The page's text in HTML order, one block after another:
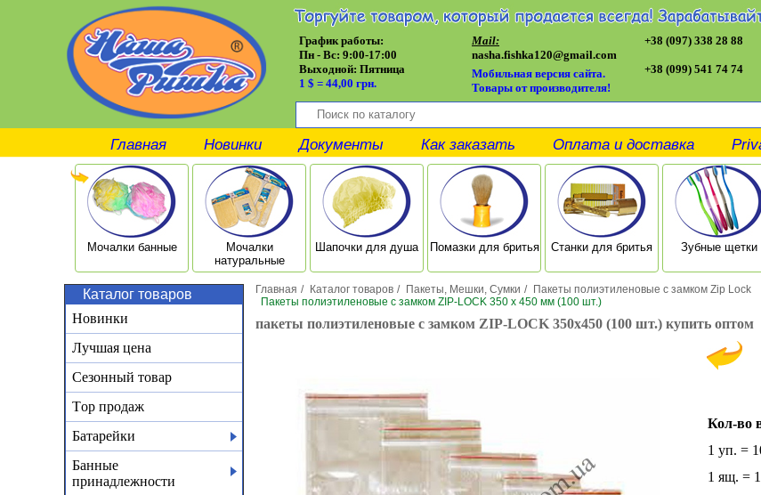
График работы:
Пн - Вс: 9:00-17:00
Выходной: Пятница
1 $ = 44,00 грн.
Mail:
nasha.fishka120@gmail.com
Мобильная версия сайта.
Товары от производителя!
+38 (097) 338 28 88
+38 (099) 541 74 74
Главная Новинки Документы Как заказать Оплата и доставка
Мочалки банные
Мочалки
натуральные
Шапочки для душа Помазки для бритья Станки для бритья Зубные щетки
Каталог товаров
Новинки
Лучшая цена
Сезонный товар
Тop продаж
Батарейки
Банные
принадлежности
Главная / Каталог товаров / Пакеты, Мешки, Сумки / Пакеты полиэтиленовые с замком Zip Lock
Пакеты полиэтиленовые с замком ZIP-LOCK 350 х 450 мм (100 шт.)
пакеты полиэтиленовые с замком ZIP-LOCK 350х450 (100 шт.) купить оптом
Кол-во
1 уп. =
1 ящ. =